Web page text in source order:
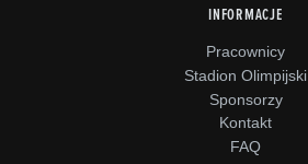
INFORMACJE
Pracownicy
Stadion Olimpijski
Sponsorzy
Kontakt
FAQ